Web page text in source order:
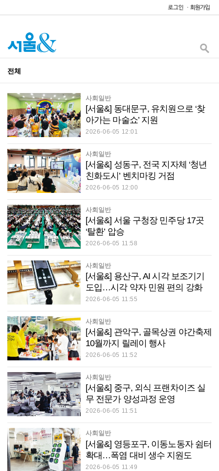
전체
사회일반
[서울&] 동대문구, 유치원으로 ‘찾
아가는 마술쇼’ 지원
2026-06-05 12:01
사회일반
[서울&] 성동구, 전국 지자체 ‘청년
친화도시’ 벤치마킹 거점
2026-06-05 12:00
사회일반
[서울&] 서울 구청장 민주당 17곳
‘탈환’ 압승
2026-06-05 11:58
사회일반
[서울&] 용산구, AI 시각 보조기기
도입…시각 약자 민원 편의 강화
2026-06-05 11:55
사회일반
[서울&] 관악구, 골목상권 야간축제
10월까지 릴레이 행사
2026-06-05 11:52
사회일반
[서울&] 중구, 외식 프랜차이즈 실
무 전문가 양성과정 운영
2026-06-05 11:51
사회일반
[서울&] 영등포구, 이동노동자 쉼터
확대…폭염 대비 생수 지원도
2026-06-05 11:49